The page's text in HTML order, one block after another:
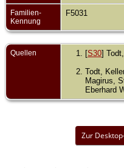
Familien-
Kennung
F5031
Quellen [S30]
Todt,
Magirus,
Eberhard
Zur